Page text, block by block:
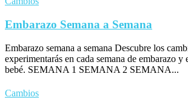
Embarazo Semana a Semana
Embarazo semana a semana Descubre los
experimentarás en cada semana de embarazo y
bebé. SEMANA 1 SEMANA 2 SEMANA...
Cambios